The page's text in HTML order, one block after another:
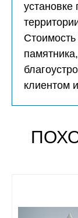
установке
Стоимость
клиентом